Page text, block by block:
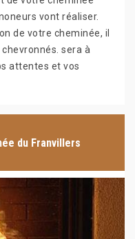
vont réaliser.
de votre cheminée, il
sera à
attentes et vos
du Franvillers